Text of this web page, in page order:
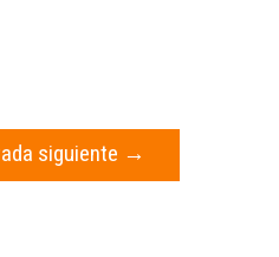
siguiente →